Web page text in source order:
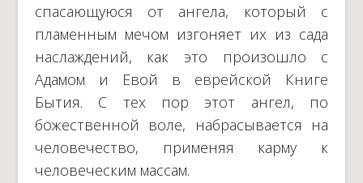
спасающуюся от ангела, который с
пламенным мечом изгоняет их из сада
наслаждений, как это произошло с
Адамом и Евой в еврейской Книге
Бытия. С тех пор этот ангел, по
божественной воле, набрасывается на
человечество, применяя карму к
человеческим массам.